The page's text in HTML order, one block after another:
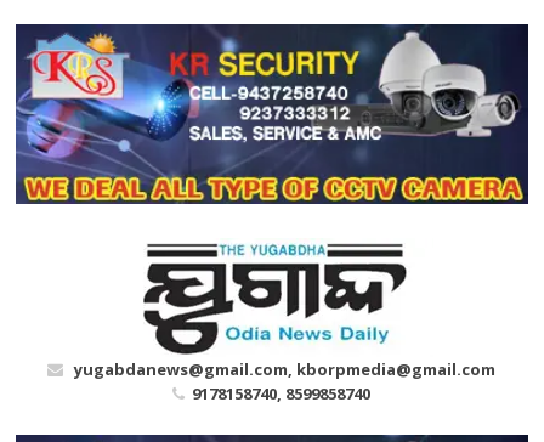
content
yugabdanews@gmail.com, kborpmedia@gmail.com
9178158740, 8599858740